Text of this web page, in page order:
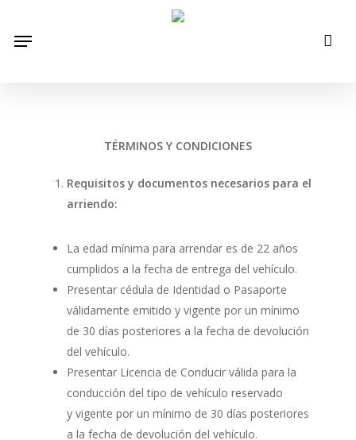
main
Menu
TÉRMINOS Y CONDICIONES
Requisitos y documentos necesarios para el
arriendo:
La edad mínima para arrendar es de 22 años
cumplidos a la fecha de entrega del vehículo.
Presentar cédula de Identidad o Pasaporte
válidamente emitido y vigente por un mínimo
de 30 días posteriores a la fecha de devolución
del vehículo.
Presentar Licencia de Conducir válida para la
conducción del tipo de vehículo reservado
y vigente por un mínimo de 30 días posteriores
a la fecha de devolución del vehículo.